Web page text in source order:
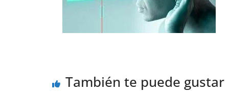
También te puede gustar